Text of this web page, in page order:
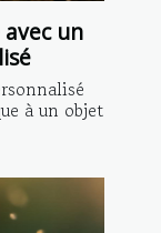
un
à un objet